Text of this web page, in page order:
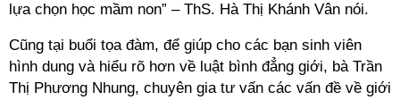
lựa chọn học mầm non” – ThS. Hà Thị Khánh Vân nói.
Cũng tại buổi tọa đàm, để giúp cho các bạn sinh viên
hình dung và hiểu rõ hơn về luật bình đẳng giới, bà Trần
Thị Phương Nhung, chuyên gia tư vấn các vấn đề về giới